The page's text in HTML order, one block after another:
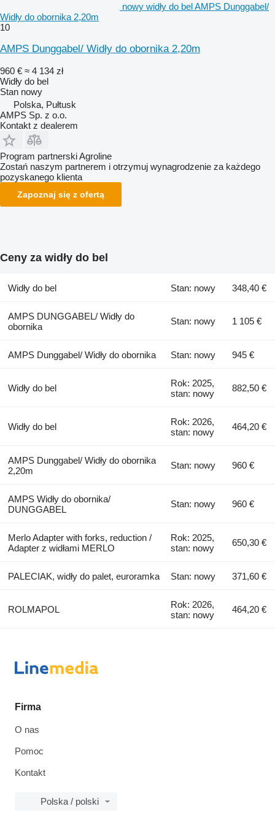
nowy widły do bel AMPS Dunggabel/
Widły do obornika 2,20m
10
AMPS Dunggabel/ Widły do obornika 2,20m
960 € ≈ 4 134 zł
Widły do bel
Stan nowy
Polska, Pułtusk
AMPS Sp. z o.o.
Kontakt z dealerem
Program partnerski Agroline
Zostań naszym partnerem i otrzymuj wynagrodzenie za każdego
pozyskanego klienta
Zapoznaj się z ofertą
Ceny za widły do bel
Widły do bel Stan: nowy 348,40 €
AMPS DUNGGABEL/ Widły do
obornika
Stan: nowy 1 105 €
AMPS Dunggabel/ Widły do obornika Stan: nowy 945 €
Widły do bel
Rok: 2025,
stan: nowy
882,50 €
Widły do bel
Rok: 2026,
stan: nowy
464,20 €
AMPS Dunggabel/ Widły do obornika
2,20m
Stan: nowy 960 €
AMPS Widły do obornika/
DUNGGABEL
Stan: nowy 960 €
Merlo Adapter with forks, reduction /
Adapter z widłami MERLO
Rok: 2025,
stan: nowy
650,30 €
PALECIAK, widły do palet, euroramka Stan: nowy 371,60 €
ROLMAPOL
Rok: 2026,
stan: nowy
464,20 €
Firma
O nas
Pomoc
Kontakt
Polska / polski